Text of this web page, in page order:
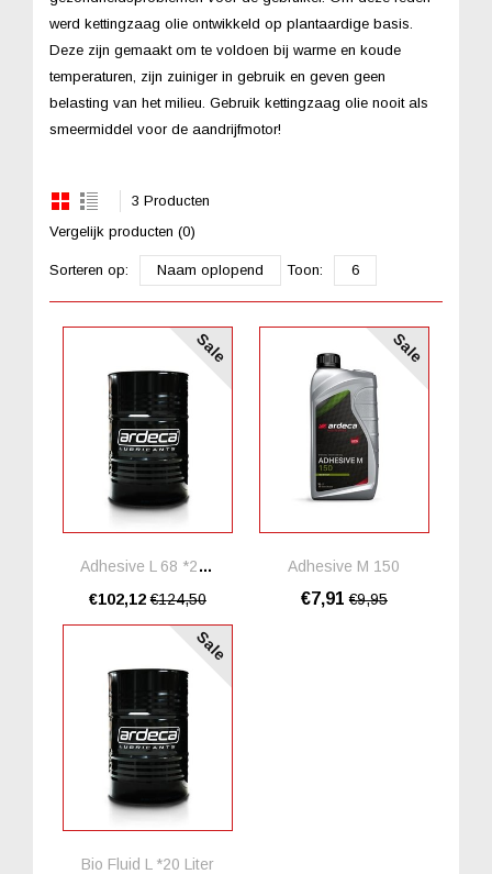
werd kettingzaag olie ontwikkeld op plantaardige basis.
Deze zijn gemaakt om te voldoen bij warme en koude
temperaturen, zijn zuiniger in gebruik en geven geen
belasting van het milieu. Gebruik kettingzaag olie nooit als
smeermiddel voor de aandrijfmotor!
3 Producten
Vergelijk producten (0)
Sorteren op: Naam oplopend Toon: 6
Sale
Adhesive L 68 *20 Liter
€102,12€124,50
Sale
Adhesive M 150
€7,91€9,95
Sale
Bio Fluid L *20 Liter